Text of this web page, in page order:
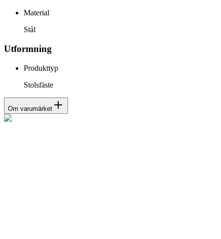
Material
Stål
Utformning
Produkttyp
Stolsfäste
Om varumärket